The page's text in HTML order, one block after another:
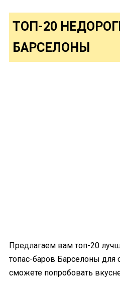
ТОП-20
БАРСЕЛОНЫ
Предлагаем вам топ-20
топас-баров Барселоны для
сможете попробовать